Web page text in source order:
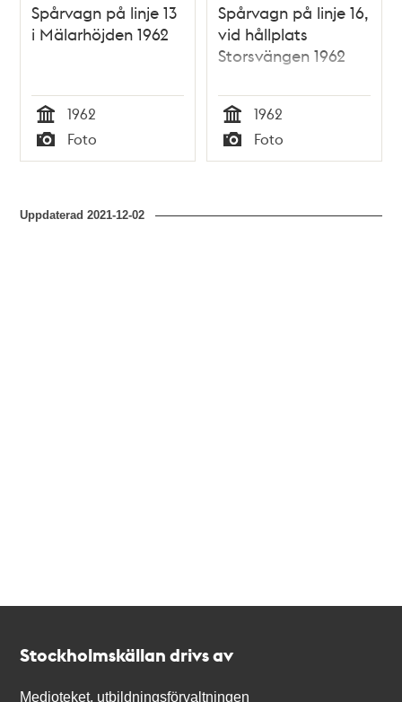
Spårvagn på linje 13
i Mälarhöjden 1962
Tid
1962
Typ
Foto
Spårvagn på linje 16,
vid hållplats
Storsvängen 1962
Tid
1962
Typ
Foto
Uppdaterad2021-12-02
Stockholmskällan drivs av
Medioteket, utbildningsförvaltningen